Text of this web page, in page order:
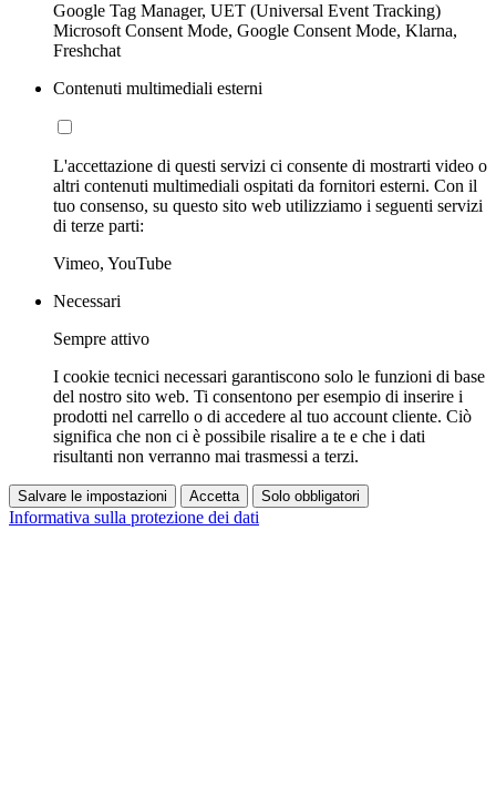
Google Tag Manager, UET (Universal Event Tracking)
Microsoft Consent Mode, Google Consent Mode, Klarna,
Freshchat
Contenuti multimediali esterni
L'accettazione di questi servizi ci consente di mostrarti video o
altri contenuti multimediali ospitati da fornitori esterni. Con il
tuo consenso, su questo sito web utilizziamo i seguenti servizi
di terze parti:
Vimeo, YouTube
Necessari
Sempre attivo
I cookie tecnici necessari garantiscono solo le funzioni di base
del nostro sito web. Ti consentono per esempio di inserire i
prodotti nel carrello o di accedere al tuo account cliente. Ciò
significa che non ci è possibile risalire a te e che i dati
risultanti non verranno mai trasmessi a terzi.
Salvare le impostazioni Accetta Solo obbligatori
Informativa sulla protezione dei dati